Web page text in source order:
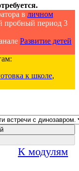
в личном
пробный период 3
Развитие детей
к школе,
К модулям